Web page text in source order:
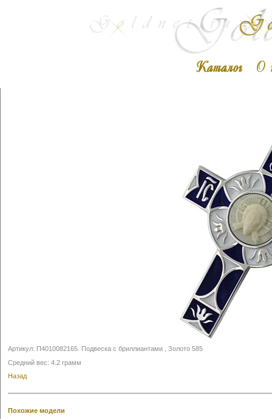
Артикул: П4010082165 Подвеска с бриллиантами , Золото 585
Средний вес: 4.2 грамм
Назад
Похожие модели